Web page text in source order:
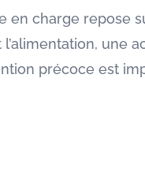
en charge repose
une
précoce est